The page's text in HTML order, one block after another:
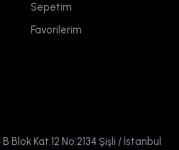
Sepetim
Favorilerim
Blok Kat:12 No:2134 Şişli / İstanbul